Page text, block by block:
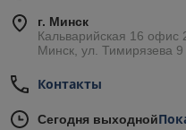
г. Минск
Кальварийская 16 офис
Минск, ул. Тимирязева
Контакты
Сегодня выходной